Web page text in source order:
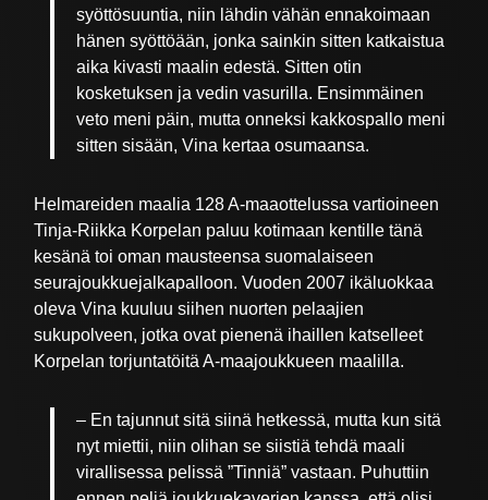
syöttösuuntia, niin lähdin vähän ennakoimaan
hänen syöttöään, jonka sainkin sitten katkaistua
aika kivasti maalin edestä. Sitten otin
kosketuksen ja vedin vasurilla. Ensimmäinen
veto meni päin, mutta onneksi kakkospallo meni
sitten sisään, Vina kertaa osumaansa.
Helmareiden maalia 128 A-maaottelussa vartioineen
Tinja-Riikka Korpelan paluu kotimaan kentille tänä
kesänä toi oman mausteensa suomalaiseen
seurajoukkuejalkapalloon. Vuoden 2007 ikäluokkaa
oleva Vina kuuluu siihen nuorten pelaajien
sukupolveen, jotka ovat pienenä ihaillen katselleet
Korpelan torjuntatöitä A-maajoukkueen maalilla.
– En tajunnut sitä siinä hetkessä, mutta kun sitä
nyt miettii, niin olihan se siistiä tehdä maali
virallisessa pelissä ”Tinniä” vastaan. Puhuttiin